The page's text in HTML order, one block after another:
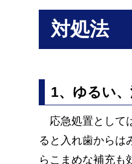
対処法
1、ゆるい
応急処置として
ると入れ歯からは
らこまめな補充も